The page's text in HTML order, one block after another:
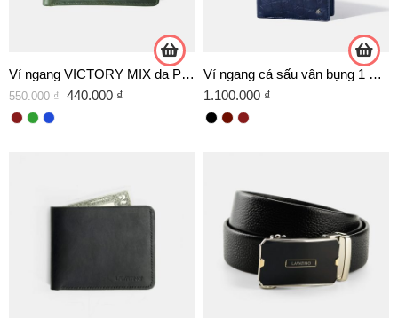
Ví ngang VICTORY MIX da Pullup cao cấp
550.000₫ 440.000 ₫
Ví ngang cá sấu vân bụng 1 mặt – WNS01
1.100.000 ₫